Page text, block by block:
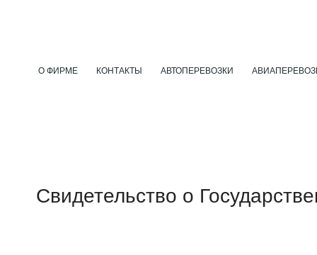
О ФИРМЕ КОНТАКТЫ АВТОПЕРЕВОЗКИ
Свидетельство о